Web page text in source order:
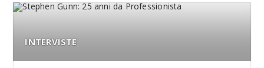
INTERVISTE